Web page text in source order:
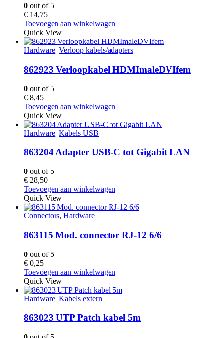
0 out of 5
€ 14,75
Toevoegen aan winkelwagen
Quick View
Hardware, Verloop kabels/adapters
862923 Verloopkabel HDMImaleDVIfem
0 out of 5
€ 8,45
Toevoegen aan winkelwagen
Quick View
Hardware, Kabels USB
863204 Adapter USB-C tot Gigabit LAN
0 out of 5
€ 28,50
Toevoegen aan winkelwagen
Quick View
Connectors, Hardware
863115 Mod. connector RJ-12 6/6
0 out of 5
€ 0,25
Toevoegen aan winkelwagen
Quick View
Hardware, Kabels extern
863023 UTP Patch kabel 5m